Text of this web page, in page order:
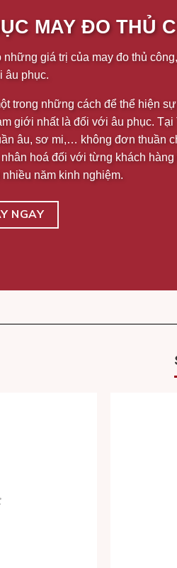
MAY ĐO THỦ
những giá trị của may đo thủ
âu phục.
trong những cách để thể hiện
giới nhất là đối với âu phục.
âu, sơ mi,… không đơn thuần
hoá đối với từng khách
năm kinh nghiệm.
NGAY